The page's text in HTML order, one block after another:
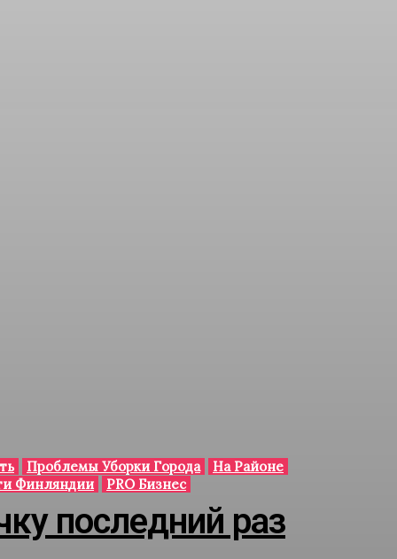
Проблемы Уборки Города
На Районе
Финляндии
PRO Бизнес
последний раз